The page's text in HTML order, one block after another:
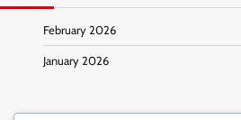
February 2026
January 2026